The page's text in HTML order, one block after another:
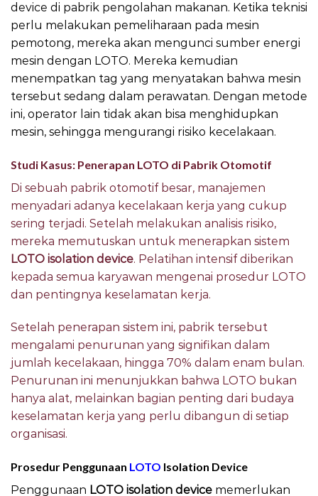
device di pabrik pengolahan makanan. Ketika teknisi
perlu melakukan pemeliharaan pada mesin
pemotong, mereka akan mengunci sumber energi
mesin dengan LOTO. Mereka kemudian
menempatkan tag yang menyatakan bahwa mesin
tersebut sedang dalam perawatan. Dengan metode
ini, operator lain tidak akan bisa menghidupkan
mesin, sehingga mengurangi risiko kecelakaan.
Studi Kasus: Penerapan LOTO di Pabrik Otomotif
Di sebuah pabrik otomotif besar, manajemen
menyadari adanya kecelakaan kerja yang cukup
sering terjadi. Setelah melakukan analisis risiko,
mereka memutuskan untuk menerapkan sistem
LOTO isolation device. Pelatihan intensif diberikan
kepada semua karyawan mengenai prosedur LOTO
dan pentingnya keselamatan kerja.
Setelah penerapan sistem ini, pabrik tersebut
mengalami penurunan yang signifikan dalam
jumlah kecelakaan, hingga 70% dalam enam bulan.
Penurunan ini menunjukkan bahwa LOTO bukan
hanya alat, melainkan bagian penting dari budaya
keselamatan kerja yang perlu dibangun di setiap
organisasi.
Prosedur Penggunaan LOTO Isolation Device
Penggunaan LOTO isolation device memerlukan